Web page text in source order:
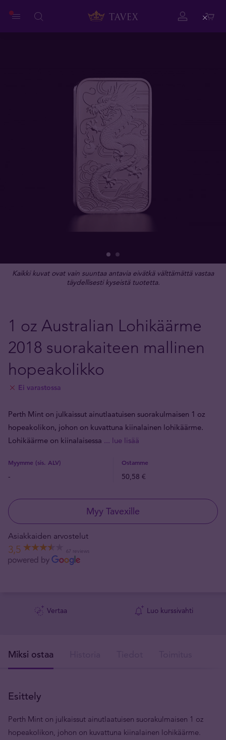
Kaikki kuvat ovat vain suuntaa antavia eivätkä välttämättä vastaa
täydellisesti kyseistä tuotetta.
1 oz Australian Lohikäärme
2018 suorakaiteen mallinen
hopeakolikko
Ei varastossa
Perth Mint on julkaissut ainutlaatuisen suorakulmaisen 1 oz
hopeakolikon, johon on kuvattuna kiinalainen lohikäärme.
Lohikäärme on kiinalaisessa ... lue lisää
Myymme (sis. ALV) Ostamme
- 50,58 €
Myy Tavexille
Asiakkaiden arvostelut
3,5 67 reviews
Vertaa Luo kurssivahti
Miksi ostaa
Esittely
Perth Mint on julkaissut ainutlaatuisen suorakulmaisen 1 oz
hopeakolikon, johon on kuvattuna kiinalainen lohikäärme.
Close